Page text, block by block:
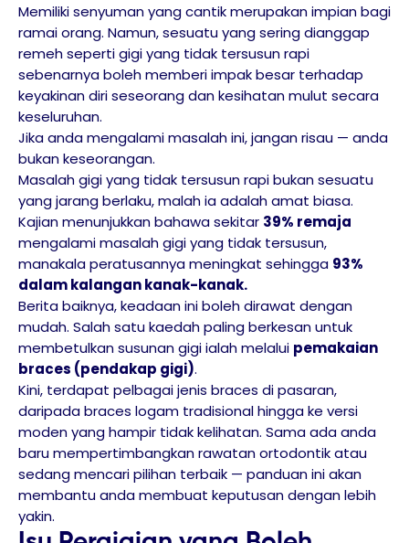
Memiliki senyuman yang cantik merupakan impian bagi
ramai orang. Namun, sesuatu yang sering dianggap
remeh seperti gigi yang tidak tersusun rapi
sebenarnya boleh memberi impak besar terhadap
keyakinan diri seseorang dan kesihatan mulut secara
keseluruhan.
Jika anda mengalami masalah ini, jangan risau — anda
bukan keseorangan.
Masalah gigi yang tidak tersusun rapi bukan sesuatu
yang jarang berlaku, malah ia adalah amat biasa.
Kajian menunjukkan bahawasekitar 39% remaja
mengalami masalah gigi yang tidak tersusun,
manakala peratusannya meningkat sehingga 93%
dalam kalangan kanak-kanak.
Berita baiknya, keadaan ini boleh dirawat dengan
mudah. Salah satu kaedah paling berkesan untuk
membetulkan susunan gigi ialah melalui pemakaian
braces (pendakap gigi).
Kini, terdapat pelbagai jenis braces di pasaran,
daripada braces logam tradisional hingga ke versi
moden yang hampir tidak kelihatan. Sama ada anda
baru mempertimbangkan rawatan ortodontik atau
sedang mencari pilihan terbaik — panduan ini akan
membantu anda membuat keputusan dengan lebih
yakin.